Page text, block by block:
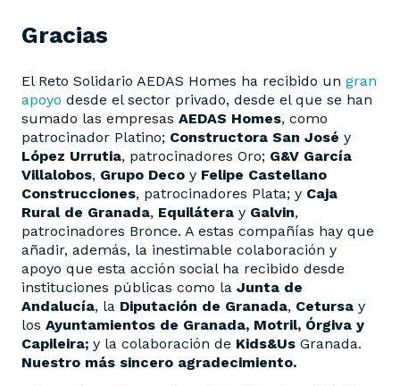
Gracias
El Reto Solidario AEDAS Homes ha recibido un gran
apoyo desde el sector privado, desde el que se han
sumado las empresas AEDAS Homes, como
patrocinador Platino; Constructora San José y
López Urrutia, patrocinadores Oro; G&V García
Villalobos, Grupo Deco y Felipe Castellano
Construcciones, patrocinadores Plata; y Caja
Rural de Granada, Equilátera y Galvin,
patrocinadores Bronce. A estas compañías hay que
añadir, además, la inestimable colaboración y
apoyo que esta acción social ha recibido desde
instituciones públicas como la Junta de
Andalucía, la Diputación de Granada, Cetursa y
los Ayuntamientos de Granada, Motril, Órgiva y
Capileira; y la colaboración de Kids&Us Granada.
Nuestro más sincero agradecimiento.